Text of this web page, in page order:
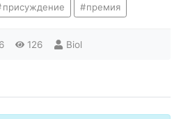
присуждение премия
126 Biol